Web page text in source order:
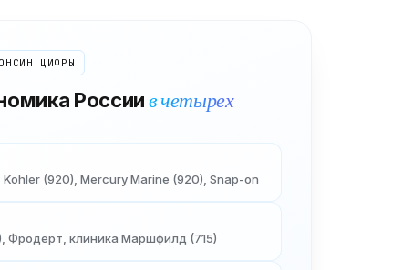
ЦИФРЫ
Россиив четырех
(920), Mercury Marine (920), Snap-on
Фродерт, клиника Маршфилд (715)